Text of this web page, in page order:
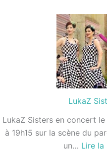
LukaZ
LukaZ Sisters en concert
à 19h15 sur la scène du
un… Lire la